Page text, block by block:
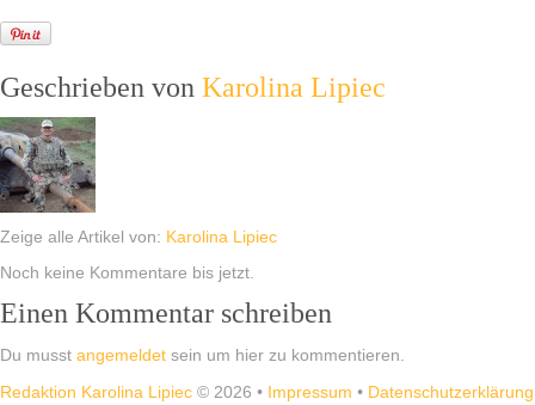
Geschrieben von Karolina Lipiec
Zeige alle Artikel von: Karolina Lipiec
Noch keine Kommentare bis jetzt.
Einen Kommentar schreiben
Du musst angemeldet sein um hier zu kommentieren.
Redaktion Karolina Lipiec © 2026 • Impressum • Datenschutzerklärung